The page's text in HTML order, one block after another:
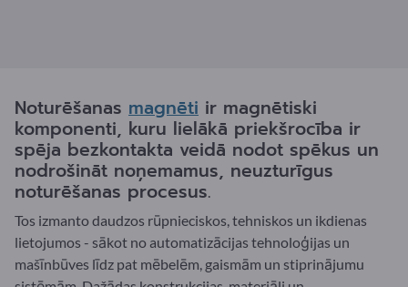
Noturēšanas magnēti ir magnētiski
komponenti, kuru lielākā priekšrocība ir
spēja bezkontakta veidā nodot spēkus un
nodrošināt noņemamus, neuzturīgus
noturēšanas procesus.
Tos izmanto daudzos rūpnieciskos, tehniskos un ikdienas
lietojumos - sākot no automatizācijas tehnoloģijas un
mašīnbūves līdz pat mēbelēm, gaismām un stiprinājumu